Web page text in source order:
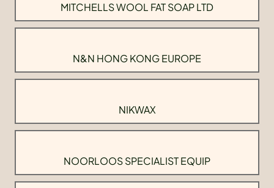
MITCHELLS WOOL FAT SOAP LTD
N&N HONG KONG EUROPE
NIKWAX
NOORLOOS SPECIALIST EQUIP